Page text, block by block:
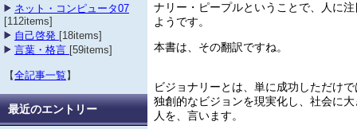
ナリー・ピープルということで、人に
ようです。
本書は、その翻訳ですね。
ビジョナリーとは、単に成功しただけ
独創的なビジョンを現実化し、社会に
人を、言います。
ネット・コンピュータ07
[112items]
自己啓発 [18items]
言葉・格言 [59items]
【全記事一覧 】
最近のエントリー